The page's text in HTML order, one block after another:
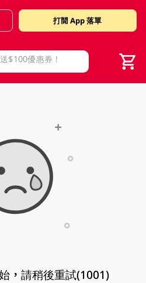
2026
打開 App 落單
，請稍後重試(1001)